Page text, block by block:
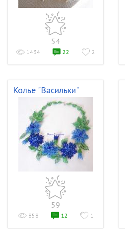
54
1434 22 2
Колье "Васильки"
59
858 12 1